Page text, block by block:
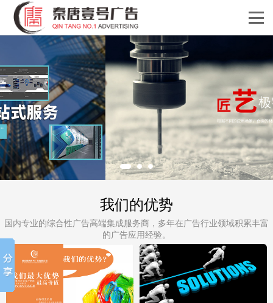
我们的优势
国内专业的综合性广告高端集成服务商，多年在广告行业领域积累丰富
的广告应用经验。